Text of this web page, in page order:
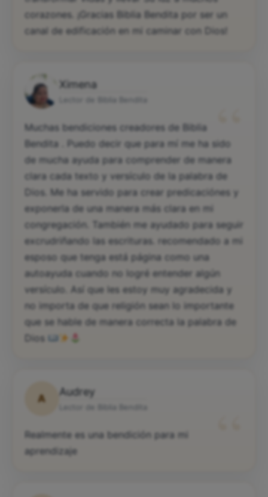
corazones. ¡Gracias Biblia Bendita por ser un
canal de edificación en mi caminar con Dios!
Ximena
“
Muchas bendiciones creadores de Biblia
Bendita . Puedo decir que para mí me ha sido
de mucha ayuda para comprender de manera
clara cada texto y versículo de la palabra de
Dios. Me ha servido para crear predicaciónes y
exponerla de una manera más clara en mi
congregación. También me ayudado para seguir
excrudriñando las escrituras. recomendado a mi
esposo que tenga está página como una
autoayuda cuando no logré entender algún
versículo. Así que les estoy muy agradecida y
no importa de que religión sean lo importante
que se hable de manera correcta la palabra de
Dios
A
Audrey
Realmente es una bendición para mi
aprendizaje